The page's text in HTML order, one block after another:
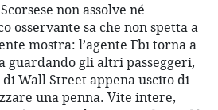
non assolve né
osservante sa che non spetta a
mostra: l’agente Fbi torna a
guardando gli altri passeggeri,
di Wall Street appena uscito di
una penna. Vite intere,